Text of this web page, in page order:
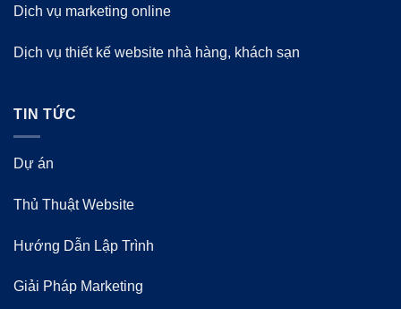
Dịch vụ marketing online
Dịch vụ thiết kế website nhà hàng, khách sạn
TIN TỨC
Dự án
Thủ Thuật Website
Hướng Dẫn Lập Trình
Giải Pháp Marketing